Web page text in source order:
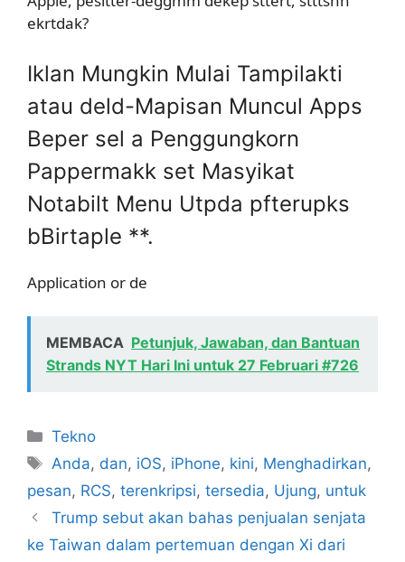
ekrtdak?
Iklan Mungkin Mulai Tampilakti
atau deld-Mapisan Muncul Apps
Beper sel a Penggungkorn
Pappermakk set Masyikat
Notabilt Menu Utpda pfterupks
bBirtaple **.
Application or de
MEMBACA Petunjuk, Jawaban, dan Bantuan
Strands NYT Hari Ini untuk 27 Februari #726
Kategori
Tekno
Tag
Anda, dan, iOS, iPhone, kini, Menghadirkan,
pesan, RCS, terenkripsi, tersedia, Ujung, untuk
Trump sebut akan bahas penjualan senjata
ke Taiwan dalam pertemuan dengan Xi dari